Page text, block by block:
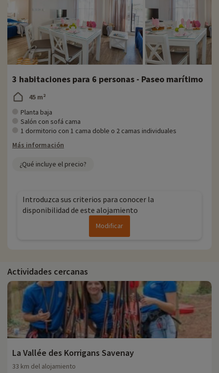
3 habitaciones para 6 personas - Paseo marítimo
45 m²
Planta baja
Salón con sofá cama
1 dormitorio con 1 cama doble o 2 camas individuales
Más información
¿Qué incluye el precio?
Introduzca sus criterios para conocer la
disponibilidad de este alojamiento
Modificar
Actividades cercanas
La Vallée des Korrigans Savenay
33 km del alojamiento